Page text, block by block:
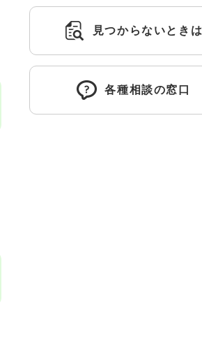
見つからないときは
各種相談の窓口